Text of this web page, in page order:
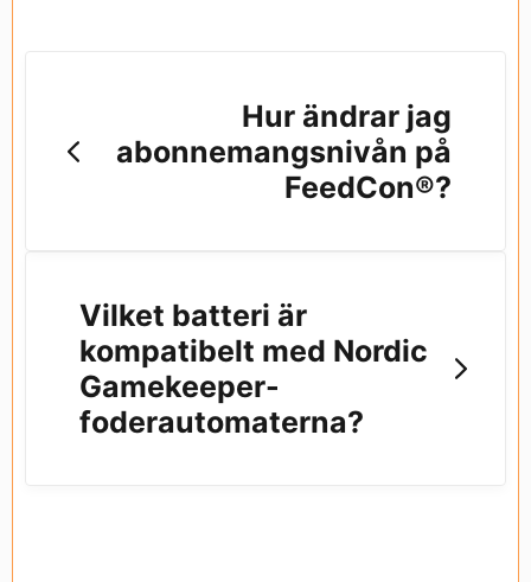
Hur ändrar jag
abonnemangsnivån på
FeedCon®?
Vilket batteri är
kompatibelt med Nordic
Gamekeeper-
foderautomaterna?